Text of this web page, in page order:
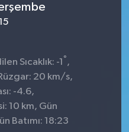
Sıcaklık: -1 ° ,
20 km/s,
-4.6,
10 km, Gün
Batımı: 18:23